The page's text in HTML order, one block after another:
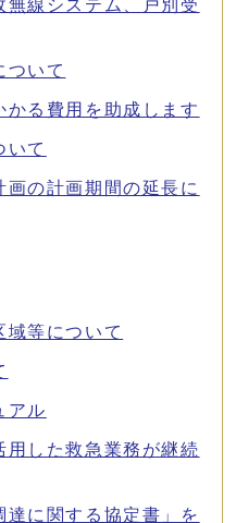
線システム、戸別受
ついて
る費用を助成します
いて
の計画期間の延長に
域等について
アル
用した救急業務が継続
達に関する協定書」を